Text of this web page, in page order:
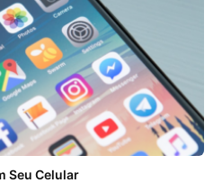
Seu Celular